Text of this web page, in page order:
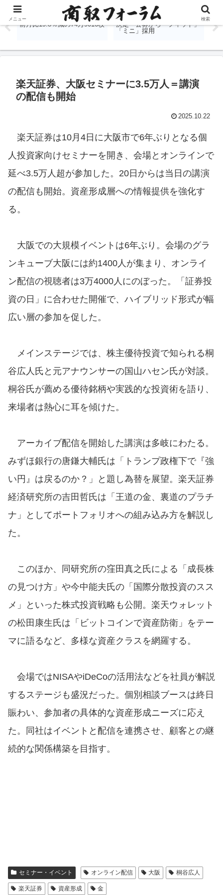
国内商品先物、7月出来高は
前月比19.8％減の74万9016枚
堂島取引所、金銀白金の愛称
決定 公募から「フィット」
「ミニ」採用
表
す
楽天証券、大阪セミナーに3.5万人＝講演
の配信も開始
2025.10.22
楽天証券は10月4日に大阪市で6年ぶりとなる個
人投資家向けセミナーを開き、会場とオンラインで
延べ3.5万人超が参加した。20日からは当日の講演
の配信も開始。資産形成層への情報提供を強化す
る。
大阪での大規模イベントは6年ぶり。会場のグラ
ンキューブ大阪には約1400人が集まり、オンライ
ン配信の視聴者は3万4000人にのぼった。「証券投
資の日」に合わせた開催で、ハイブリッド形式が幅
広い層の参加を促した。
メインステージでは、株主優待投資で知られる桐
谷広人氏と元アナウンサーの国山ハセン氏が対談。
桐谷氏が薦める優待銘柄や実践的な投資術を語り、
来場者は熱心に耳を傾けた。
アーカイブ配信を開始した講演は多岐にわたる。
みずほ銀行の唐鎌大輔氏は「トランプ政権下で『強
い円』は戻るのか？」と題し為替を展望。楽天証券
経済研究所の吉田哲氏は「王道の金、裏道のプラチ
ナ」としてポートフォリオへの組み込み方を解説し
た。
このほか、同研究所の窪田真之氏による「成長株
の見つけ方」や今中能夫氏の「国際分散投資のスス
メ」といった株式投資戦略も公開。楽天ウォレット
の松田康生氏は「ビットコインで資産防衛」をテー
マに語るなど、多様な資産クラスを網羅する。
会場ではNISAやiDeCoの活用法などを社員が解説
するステージも盛況だった。個別相談ブースは終日
賑わい、参加者の具体的な資産形成ニーズに応え
た。同社はイベントと配信を連携させ、顧客との継
続的な関係構築を目指す。
セミナー・イベント オンライン配信 大阪 桐谷広人
楽天証券 資産形成 金
メニュー 検索